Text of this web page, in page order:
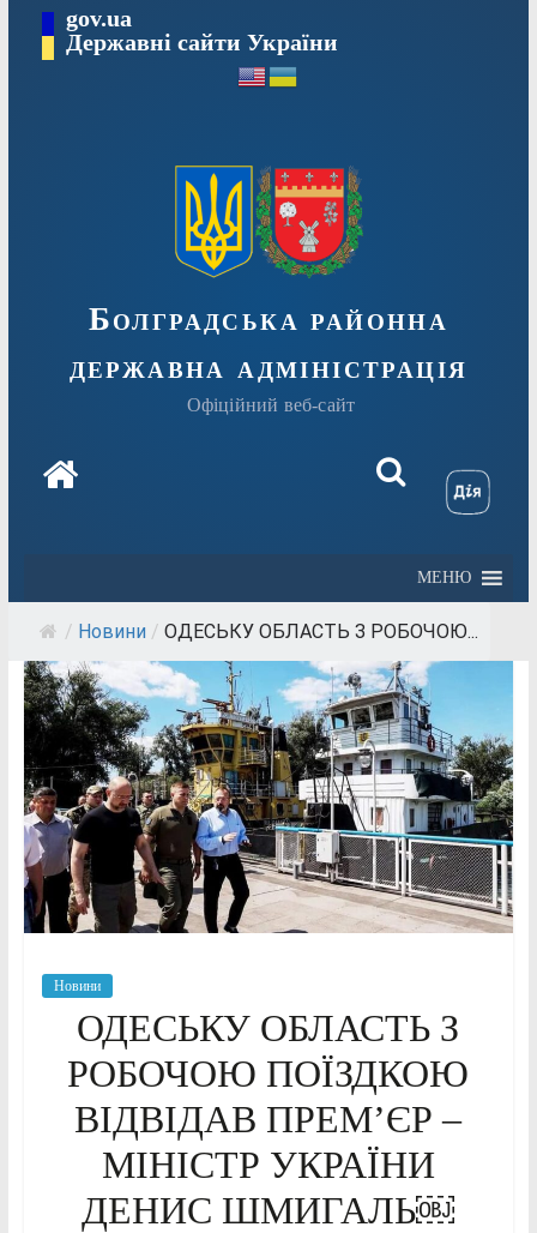
Перейтиgov.ua
Державні сайти України
Болградська районна
державна адміністрація
Офіційний веб-сайт
МЕНЮ
/ Новини / ОДЕСЬКУ ОБЛАСТЬ З РОБОЧОЮ...
Новини
ОДЕСЬКУ ОБЛАСТЬ З
РОБОЧОЮ ПОЇЗДКОЮ
ВІДВІДАВ ПРЕМ’ЄР –
МІНІСТР УКРАЇНИ
ДЕНИС ШМИГАЛЬ￼